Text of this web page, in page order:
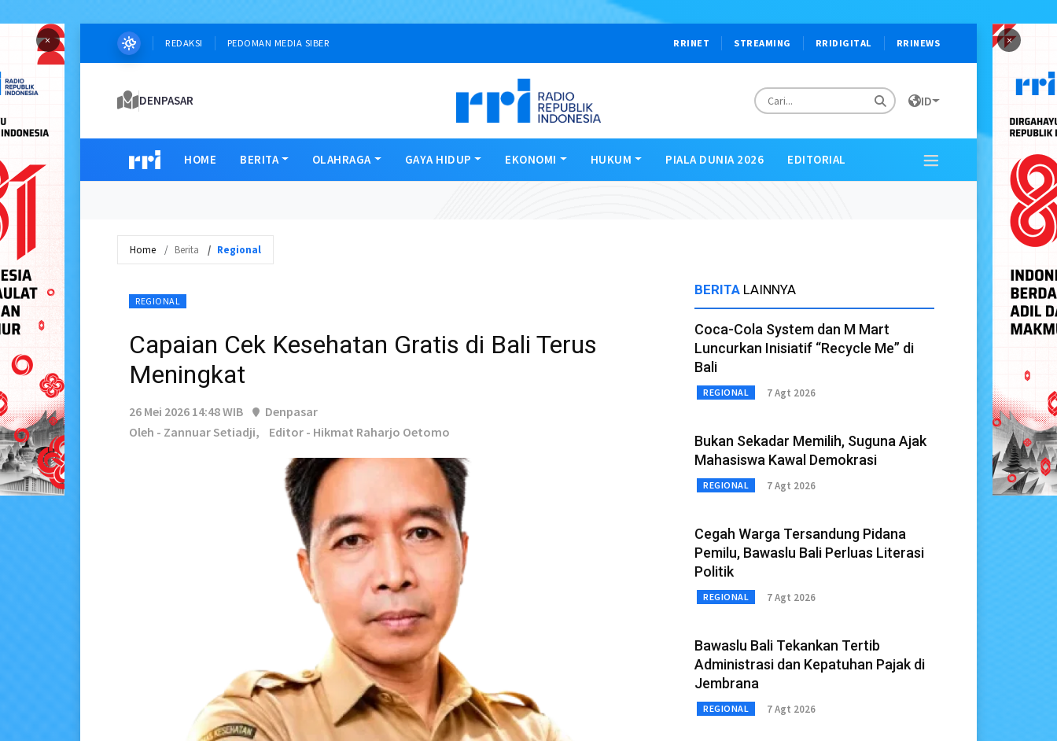
× ×
REDAKSI PEDOMAN MEDIA SIBER RRINET STREAMING RRIDIGITAL RRINEWS
DENPASAR ID
HOME BERITA OLAHRAGA GAYA HIDUP EKONOMI HUKUM PIALA DUNIA 2026 EDITORIAL
Home Berita Regional
REGIONAL
Capaian Cek Kesehatan Gratis di Bali Terus
Meningkat
26 Mei 2026 14:48 WIB
Denpasar
Oleh - Zannuar Setiadji,
Editor - Hikmat Raharjo Oetomo
BERITA LAINNYA
Coca-Cola System dan M Mart
Luncurkan Inisiatif “Recycle Me” di
Bali
REGIONAL 7 Agt 2026
Bukan Sekadar Memilih, Suguna Ajak
Mahasiswa Kawal Demokrasi
REGIONAL 7 Agt 2026
Cegah Warga Tersandung Pidana
Pemilu, Bawaslu Bali Perluas Literasi
Politik
REGIONAL 7 Agt 2026
Bawaslu Bali Tekankan Tertib
Administrasi dan Kepatuhan Pajak di
Jembrana
REGIONAL 7 Agt 2026